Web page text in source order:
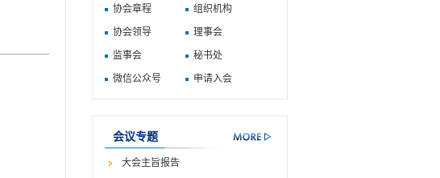
协会章程 组织机构
协会领导 理事会
监事会 秘书处
微信公众号 申请入会
会议专题
大会主旨报告